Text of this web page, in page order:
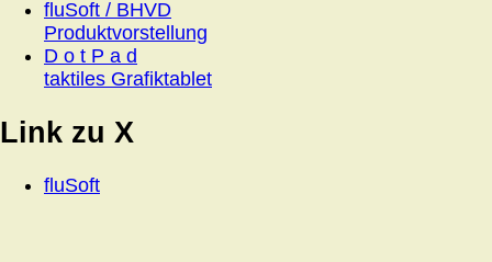
fluSoft / BHVD
Produktvorstellung
D o t P a d
taktiles Grafiktablet
Link zu X
fluSoft